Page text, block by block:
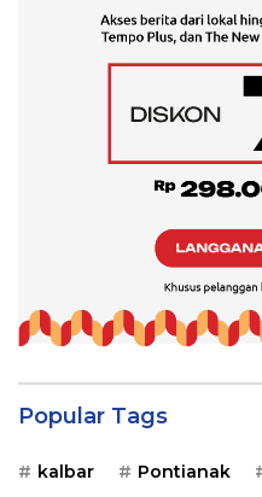
Popular Tags
kalbar Pontianak